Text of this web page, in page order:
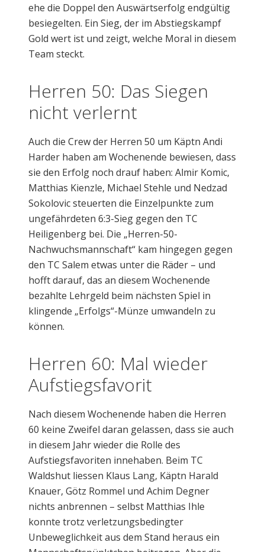
ehe die Doppel den Auswärtserfolg endgültig
besiegelten. Ein Sieg, der im Abstiegskampf
Gold wert ist und zeigt, welche Moral in diesem
Team steckt.
Herren 50: Das Siegen
nicht verlernt
Auch die Crew der Herren 50 um Käptn Andi
Harder haben am Wochenende bewiesen, dass
sie den Erfolg noch drauf haben: Almir Komic,
Matthias Kienzle, Michael Stehle und Nedzad
Sokolovic steuerten die Einzelpunkte zum
ungefährdeten 6:3-Sieg gegen den TC
Heiligenberg bei. Die „Herren-50-
Nachwuchsmannschaft“ kam hingegen gegen
den TC Salem etwas unter die Räder – und
hofft darauf, das an diesem Wochenende
bezahlte Lehrgeld beim nächsten Spiel in
klingende „Erfolgs“-Münze umwandeln zu
können.
Herren 60: Mal wieder
Aufstiegsfavorit
Nach diesem Wochenende haben die Herren
60 keine Zweifel daran gelassen, dass sie auch
in diesem Jahr wieder die Rolle des
Aufstiegsfavoriten innehaben. Beim TC
Waldshut liessen Klaus Lang, Käptn Harald
Knauer, Götz Rommel und Achim Degner
nichts anbrennen – selbst Matthias Ihle
konnte trotz verletzungsbedingter
Unbeweglichkeit aus dem Stand heraus ein